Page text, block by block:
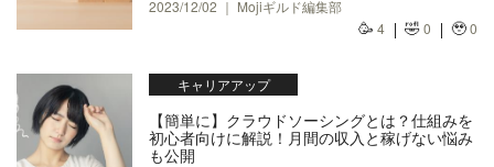
2023/12/02 ｜ Mojiギルド編集部
🥳 4 🤣0 🥹0
キャリアアップ
【簡単に】クラウドソーシングとは？仕組みを
初心者向けに解説！月間の収入と稼げない悩み
も公開